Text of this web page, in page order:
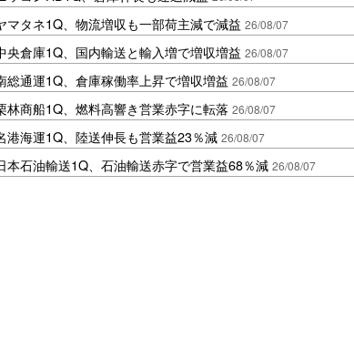
マタネ1Q、物流増収も一部荷主減で減益 26/08/07
央倉庫1Q、国内輸送と輸入増で増収増益 26/08/07
総通運1Q、倉庫稼働率上昇で増収増益 26/08/07
林商船1Q、燃料高響き営業赤字に転落 26/08/07
港海運1Q、陸送伸長も営業益23％減 26/08/07
本石油輸送1Q、石油輸送赤字で営業益68％減 26/08/07